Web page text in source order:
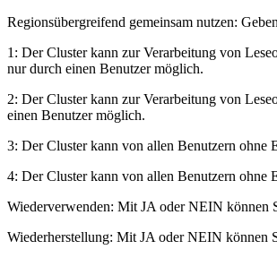
Regionsübergreifend gemeinsam nutzen:
1: Der Cluster kann zur Verarbeitung von
nur durch einen Benutzer möglich.
2: Der Cluster kann zur Verarbeitung von
einen Benutzer möglich.
3: Der Cluster kann von allen Benutzern ohne
4: Der Cluster kann von allen Benutzern ohne
Wiederverwenden: Mit JA oder NEIN können
Wiederherstellung: Mit JA oder NEIN können